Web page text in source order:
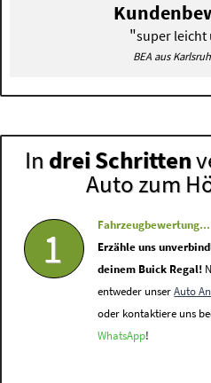
"super leicht
BEA aus
In drei Schritten
Auto zum
1
Fahrzeugbewertung...
Erzähle uns
deinem Buick Regal!
entweder unserAuto
oder kontaktiere uns
WhatsApp!